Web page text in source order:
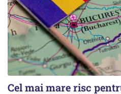
Cel mai mare risc